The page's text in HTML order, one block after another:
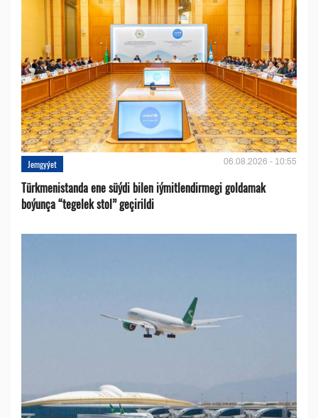
Jemgyýet 06.08.2026 - 10:55
Türkmenistanda ene süýdi bilen iýmitlendirmegi goldamak
boýunça “tegelek stol” geçirildi